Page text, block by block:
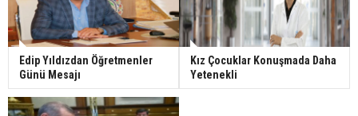
Edip Yıldızdan Öğretmenler
Günü Mesajı
Kız Çocuklar Konuşmada Daha
Yetenekli